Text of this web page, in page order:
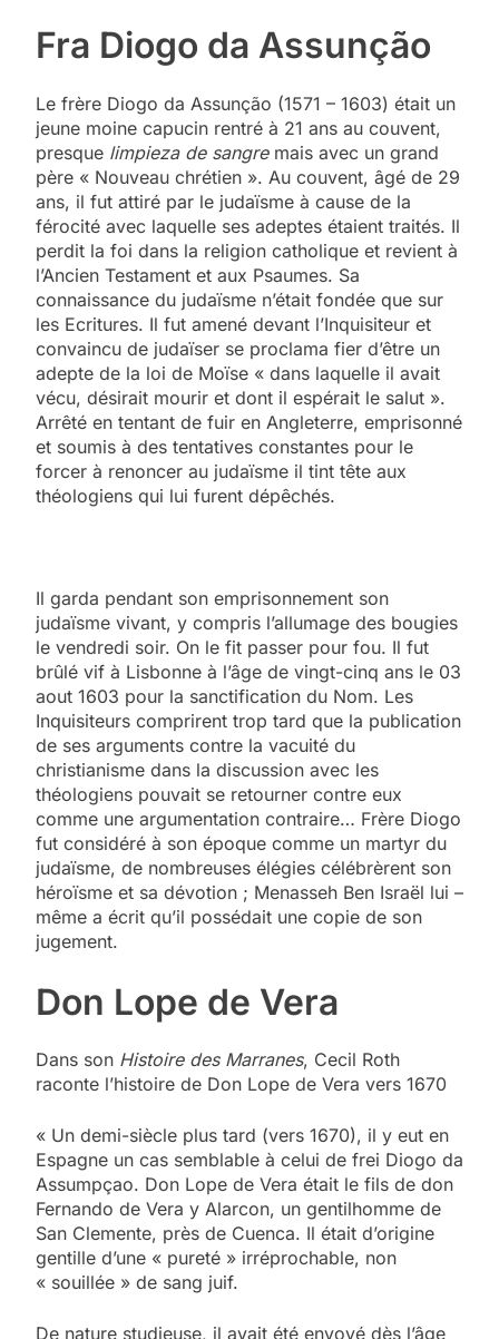
Fra Diogo da Assunção
Le frère Diogo da Assunção (1571 – 1603) était un
jeune moine capucin rentré à 21 ans au couvent,
presque limpieza de sangremais avec un grand
père « Nouveau chrétien ». Au couvent, âgé de 29
ans, il fut attiré par le judaïsme à cause de la
férocité avec laquelle ses adeptes étaient traités. Il
perdit la foi dans la religion catholique et revient à
l’Ancien Testament et aux Psaumes. Sa
connaissance du judaïsme n’était fondée que sur
les Ecritures. Il fut amené devant l’Inquisiteur et
convaincu de judaïser se proclama fier d’être un
adepte de la loi de Moïse « dans laquelle il avait
vécu, désirait mourir et dont il espérait le salut ».
Arrêté en tentant de fuir en Angleterre, emprisonné
et soumis à des tentatives constantes pour le
forcer à renoncer au judaïsme il tint tête aux
théologiens qui lui furent dépêchés.
Il garda pendant son emprisonnement son
judaïsme vivant, y compris l’allumage des bougies
le vendredi soir. On le fit passer pour fou. Il fut
brûlé vif à Lisbonne à l’âge de vingt-cinq ans le 03
aout 1603 pour la sanctification du Nom. Les
Inquisiteurs comprirent trop tard que la publication
de ses arguments contre la vacuité du
christianisme dans la discussion avec les
théologiens pouvait se retourner contre eux
comme une argumentation contraire… Frère Diogo
fut considéré à son époque comme un martyr du
judaïsme, de nombreuses élégies célébrèrent son
héroïsme et sa dévotion ; Menasseh Ben Israël lui –
même a écrit qu’il possédait une copie de son
jugement.
Don Lope de Vera
Dans son Histoire des Marranes, Cecil Roth
raconte l’histoire de Don Lope de Vera vers 1670
« Un demi-siècle plus tard (vers 1670), il y eut en
Espagne un cas semblable à celui de frei Diogo da
Assumpçao. Don Lope de Vera était le fils de don
Fernando de Vera y Alarcon, un gentilhomme de
San Clemente, près de Cuenca. Il était d’origine
gentille d’une « pureté » irréprochable, non
« souillée » de sang juif.
De nature studieuse, il avait été envoyé dès l’âge